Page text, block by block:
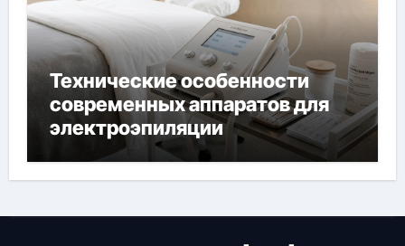
Технические особенности
современных аппаратов для
электроэпиляции